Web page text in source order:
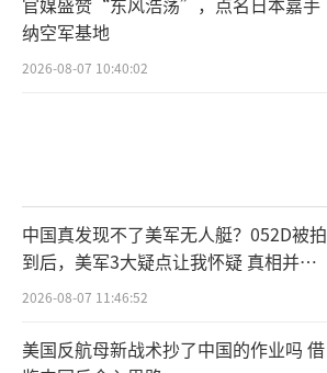
纳空军基地
2026-08-07 10:40:02
中国真发现不了美军无人艇？052D被拍
到后，美军3大疑点让我怀疑 真相并非
如此
2026-08-07 11:46:52
美国反航母新战术抄了中国的作业吗 借